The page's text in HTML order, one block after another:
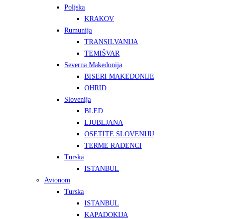
Poljska
KRAKOV
Rumunija
TRANSILVANIJA
TEMIŠVAR
Severna Makedonija
BISERI MAKEDONIJE
OHRID
Slovenija
BLED
LJUBLJANA
OSETITE SLOVENIJU
TERME RADENCI
Turska
ISTANBUL
Avionom
Turska
ISTANBUL
KAPADOKIJA